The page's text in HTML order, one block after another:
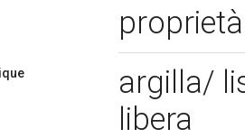
argilla/
libera